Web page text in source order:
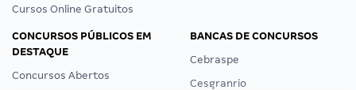
Cursos Online Gratuitos
CONCURSOS PÚBLICOS EM
DESTAQUE
Concursos Abertos
BANCAS DE CONCURSOS
Cebraspe
Cesgranrio